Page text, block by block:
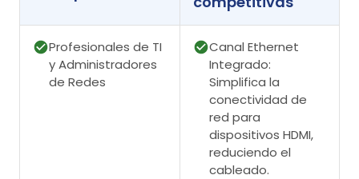
Profesionales de TI
y Administradores
de Redes
Canal Ethernet
Integrado:
Simplifica la
conectividad de
red para
dispositivos HDMI,
reduciendo el
cableado.